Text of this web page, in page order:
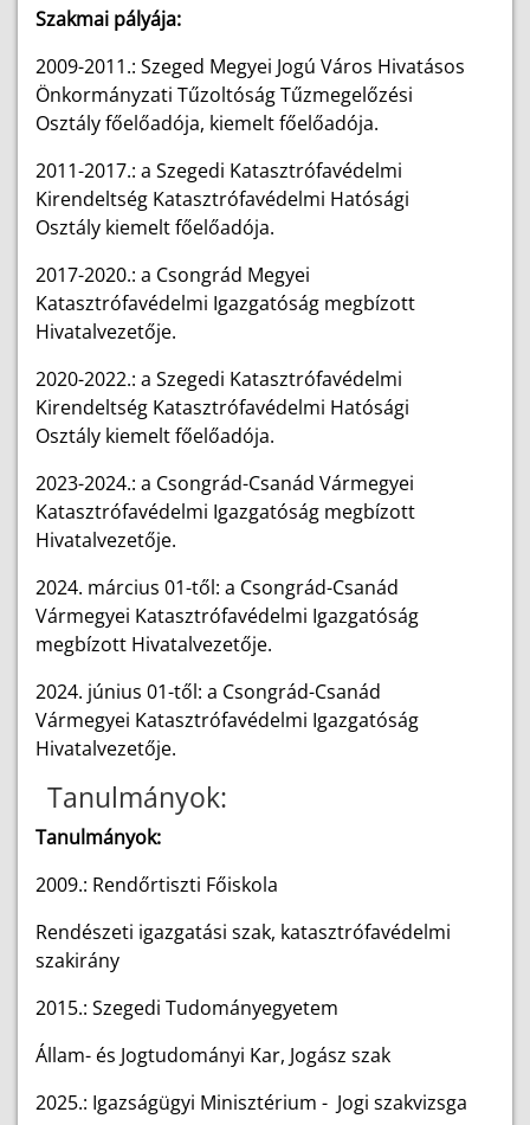
Szakmai pályája:
2009-2011.: Szeged Megyei Jogú Város Hivatásos
Önkormányzati Tűzoltóság Tűzmegelőzési
Osztály főelőadója, kiemelt főelőadója.
2011-2017.: a Szegedi Katasztrófavédelmi
Kirendeltség Katasztrófavédelmi Hatósági
Osztály kiemelt főelőadója.
2017-2020.: a Csongrád Megyei
Katasztrófavédelmi Igazgatóság megbízott
Hivatalvezetője.
2020-2022.: a Szegedi Katasztrófavédelmi
Kirendeltség Katasztrófavédelmi Hatósági
Osztály kiemelt főelőadója.
2023-2024.: a Csongrád-Csanád Vármegyei
Katasztrófavédelmi Igazgatóság megbízott
Hivatalvezetője.
2024. március 01-től: a Csongrád-Csanád
Vármegyei Katasztrófavédelmi Igazgatóság
megbízott Hivatalvezetője.
2024. június 01-től: a Csongrád-Csanád
Vármegyei Katasztrófavédelmi Igazgatóság
Hivatalvezetője.
Tanulmányok:
Tanulmányok:
2009.: Rendőrtiszti Főiskola
Rendészeti igazgatási szak, katasztrófavédelmi
szakirány
2015.: Szegedi Tudományegyetem
Állam- és Jogtudományi Kar, Jogász szak
2025.: Igazságügyi Minisztérium - Jogi szakvizsga